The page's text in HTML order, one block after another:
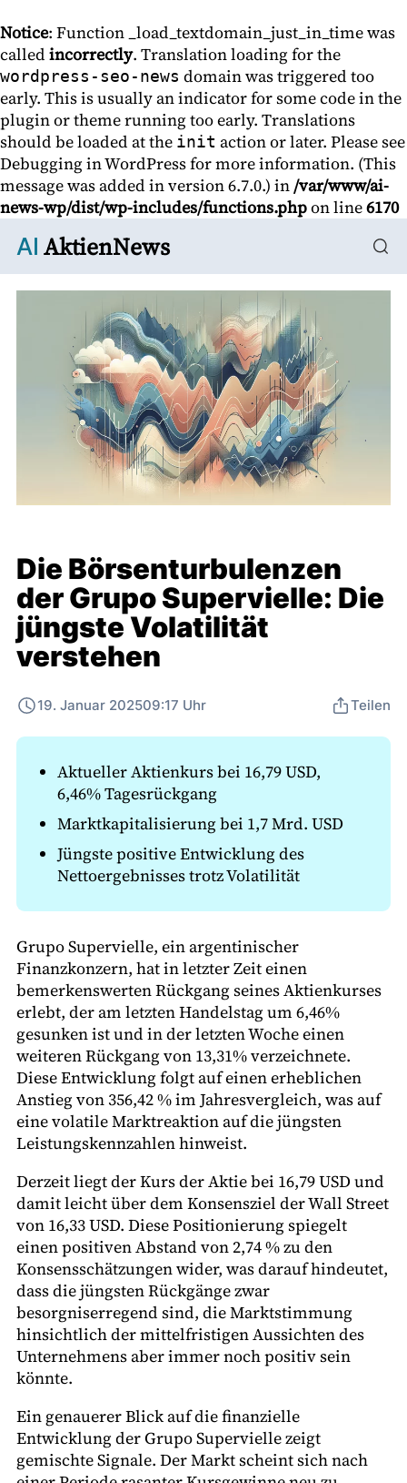
Notice: Function _load_textdomain_just_in_time was
called incorrectly. Translation loading for the
wordpress-seo-news domain was triggered too
early. This is usually an indicator for some code in the
plugin or theme running too early. Translations
should be loaded at the init action or later. Please see
Debugging in WordPressfor more information. (This
message was added in version 6.7.0.) in/var/www/ai-
news-wp/dist/wp-includes/functions.phpon line6170
AI AktienNews
Die Börsenturbulenzen
der Grupo Supervielle: Die
jüngste Volatilität
verstehen
19. Januar 202509:17 Uhr Teilen
Aktueller Aktienkurs bei 16,79 USD,
6,46% Tagesrückgang
Marktkapitalisierung bei 1,7 Mrd. USD
Jüngste positive Entwicklung des
Nettoergebnisses trotz Volatilität
Grupo Supervielle, ein argentinischer
Finanzkonzern, hat in letzter Zeit einen
bemerkenswerten Rückgang seines Aktienkurses
erlebt, der am letzten Handelstag um 6,46%
gesunken ist und in der letzten Woche einen
weiteren Rückgang von 13,31% verzeichnete.
Diese Entwicklung folgt auf einen erheblichen
Anstieg von 356,42 % im Jahresvergleich, was auf
eine volatile Marktreaktion auf die jüngsten
Leistungskennzahlen hinweist.
Derzeit liegt der Kurs der Aktie bei 16,79 USD und
damit leicht über dem Konsensziel der Wall Street
von 16,33 USD. Diese Positionierung spiegelt
einen positiven Abstand von 2,74 % zu den
Konsensschätzungen wider, was darauf hindeutet,
dass die jüngsten Rückgänge zwar
besorgniserregend sind, die Marktstimmung
hinsichtlich der mittelfristigen Aussichten des
Unternehmens aber immer noch positiv sein
könnte.
Ein genauerer Blick auf die finanzielle
Entwicklung der Grupo Supervielle zeigt
gemischte Signale. Der Markt scheint sich nach